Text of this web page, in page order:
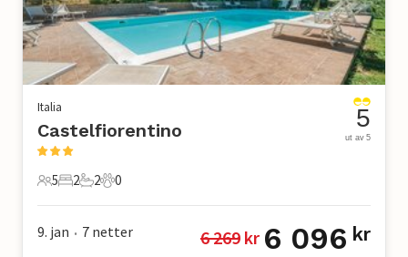
Italia
Castelfiorentino
5 Gjester
5
2 Soverom
2
2 Bad
2
0 Kjæledyr
0
5
ut av 5
9. jan • 7 netter 6 269 kr 6 096 kr